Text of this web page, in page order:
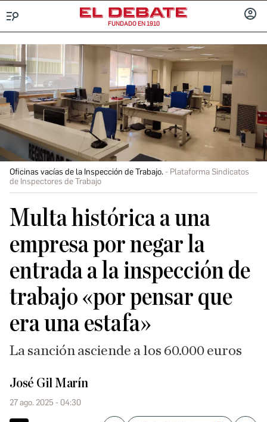
FUNDADO EN 1910
Oficinas vacías de la Inspección de Trabajo.
Plataforma Sindicatos
de Inspectores de Trabajo
Multa histórica a una
empresa por negar la
entrada a la inspección de
trabajo «por pensar que
era una estafa»
La sanción asciende a los 60.000 euros
José Gil Marín
27 ago. 2025 - 04:30